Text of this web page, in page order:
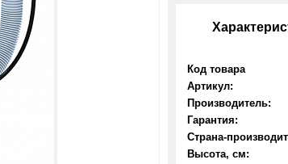
Код товара
Артикул:
Производитель:
Гарантия:
Страна-
Высота, см: